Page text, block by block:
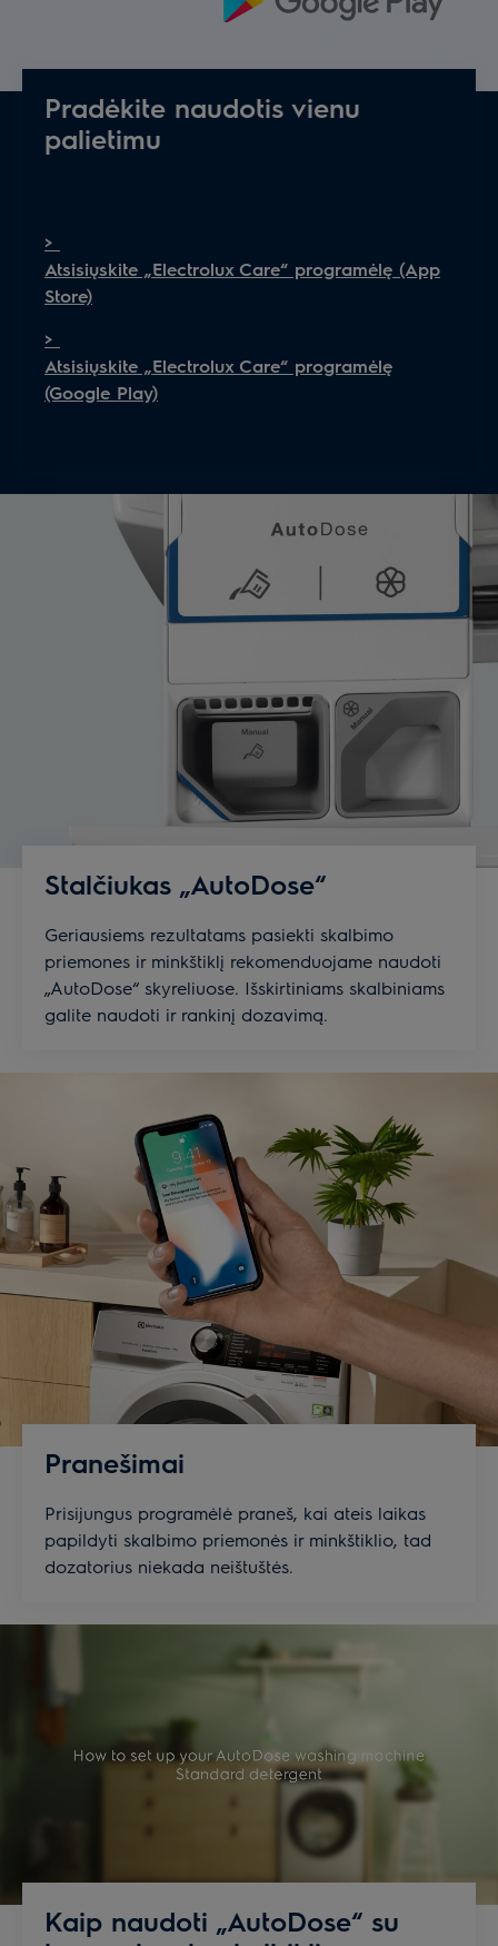
Pradėkite naudotis vienu
palietimu
>
Atsisiųskite „Electrolux Care“ programėlę (App
Store)
>
Atsisiųskite „Electrolux Care“ programėlę
(Google Play)
Stalčiukas „AutoDose“
Geriausiems rezultatams pasiekti skalbimo
priemones ir minkštiklį rekomenduojame naudoti
„AutoDose“ skyreliuose. Išskirtiniams skalbiniams
galite naudoti ir rankinį dozavimą.
Pranešimai
Prisijungus programėlė praneš, kai ateis laikas
papildyti skalbimo priemonės ir minkštiklio, tad
dozatorius niekada neištuštės.
Kaip naudoti „AutoDose“ su